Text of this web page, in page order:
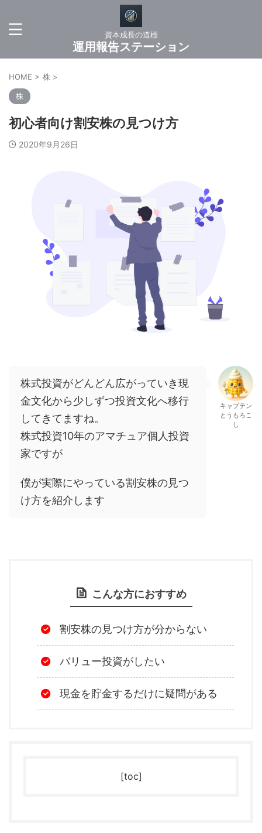
資本成長の道標
運用報告ステーション
HOME > 株 >
株
初心者向け割安株の見つけ方
2020年9月26日
株式投資がどんどん広がっていき現
金文化から少しずつ投資文化へ移行
してきてますね。
株式投資10年のアマチュア個人投資
家ですが
僕が実際にやっている割安株の見つ
け方を紹介します
キャプテン
とうもろこ
し
こんな方におすすめ
割安株の見つけ方が分からない
バリュー投資がしたい
現金を貯金するだけに疑問がある
[toc]